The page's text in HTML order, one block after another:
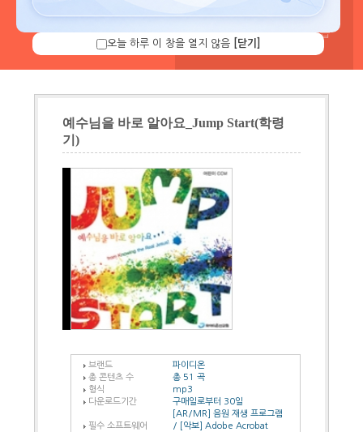
로그인 하시면 보유 캐쉬 확
인 및 캐쉬 충전을 할 수 있습
니다.
예수님을 바로 알아요_Jump Start(학령
기)
브랜드
파이디온
총 콘텐츠 수
총 51 곡
형식
mp3
다운로드기간
구매일로부터 30일
필수 소프트웨어
[AR/MR] 음원 재생 프로그램
/ [악보] Adobe Acrobat
오늘 하루 이 창을 열지 않음 [닫기]